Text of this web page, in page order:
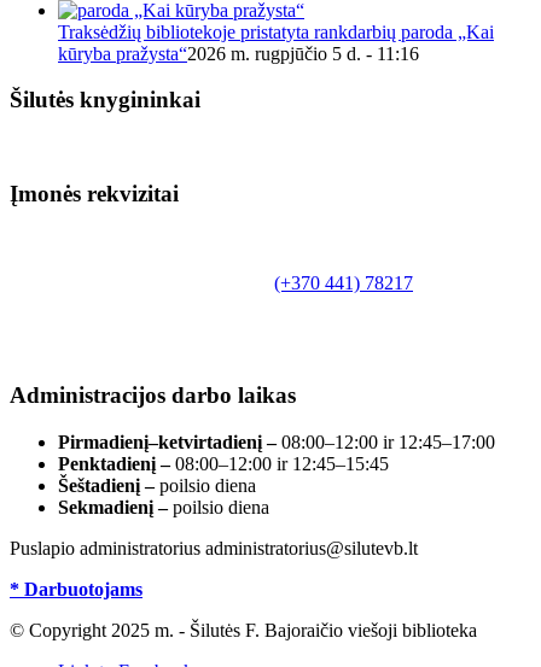
Traksėdžių bibliotekoje pristatyta rankdarbių paroda „Kai
kūryba pražysta“2026 m. rugpjūčio 5 d. - 11:16
Šilutės knygininkai
Įmonės rekvizitai
(+370 441) 78217
Administracijos darbo laikas
Pirmadienį–ketvirtadienį –08:00–12:00 ir 12:45–17:00
Penktadienį –08:00–12:00 ir 12:45–15:45
Šeštadienį –poilsio diena
Sekmadienį –poilsio diena
Puslapio administratorius administratorius@silutevb.lt
* Darbuotojams
© Copyright 2025 m. - Šilutės F. Bajoraičio viešoji biblioteka